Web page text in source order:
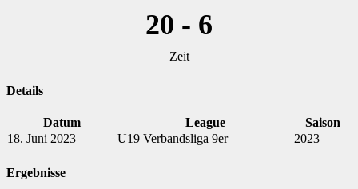
20 - 6
Zeit
Details
Datum League
Saison
18. Juni 2023
U19 Verbandsliga 9er 2023
Ergebnisse